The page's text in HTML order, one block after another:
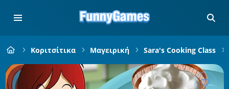
Κοριτσίτικα Μαγειρική Sara's Cooking Class